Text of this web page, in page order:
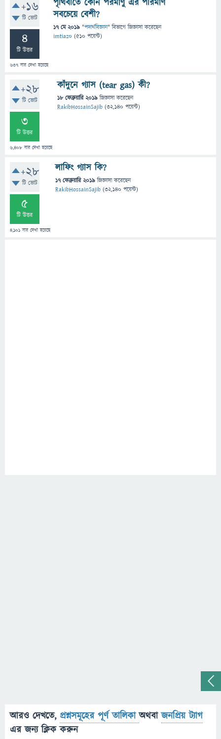
+16
টি ভোট
4
টি উত্তর
637 বার দেখা হয়েছে
পৃথিবীতে কোন পরমাণু এর পরিমাণ
সবচেয়ে বেশী?
17 মে 2019 "পদার্থবিজ্ঞান" বিভাগে জিজ্ঞাসাকরেছেন
imtiaz0 (510 পয়েন্ট)
+28
টি ভোট
3
টি উত্তর
6,408 বার দেখা হয়েছে
কাঁদুনে গ্যাস (tear gas) কী?
18 ফেব্রুয়ারি 2019 জিজ্ঞাসাকরেছেন
RakibHossainSajib (32,140 পয়েন্ট)
+28
টি ভোট
5
টি উত্তর
4,101 বার দেখা হয়েছে
লাফিং গ্যাস কি?
17 ফেব্রুয়ারি 2019 জিজ্ঞাসাকরেছেন
RakibHossainSajib (32,140 পয়েন্ট)
আরও দেখতে, প্রশ্নসমূহের পূর্ণ তালিকাঅথবাজনপ্রিয় ট্যাগ
এর জন্য ক্লিক করুন